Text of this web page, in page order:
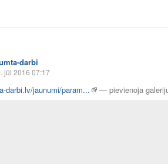
darbi
jūl 2016 07:17
darbi.lv/jaunumi/param... — pievienoja